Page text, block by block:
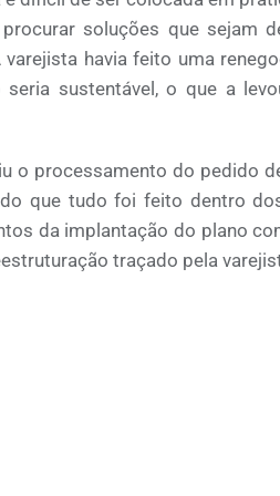
soluções que sejam
havia feito uma
seria sustentável, o que a
o processamento do pedido
que tudo foi feito dentro
da implantação do plano
traçado pela